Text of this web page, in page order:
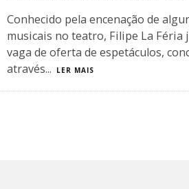
Conhecido pela encenação de
musicais no teatro, Filipe La Féria
vaga de oferta de espetáculos,
através... LER MAIS